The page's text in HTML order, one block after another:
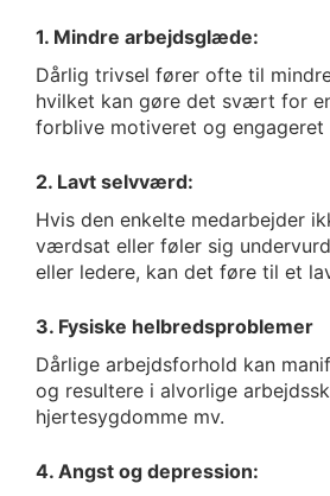
1. Mindre arbejdsglæde:
Dårlig trivsel fører ofte til
hvilket kan gøre det svært for
forblive motiveret og engageret
2. Lavt selvværd:
Hvis den enkelte medarbejder
værdsat eller føler sig
eller ledere, kan det føre til et
3. Fysiske helbredsproblemer
Dårlige arbejdsforhold kan
og resultere i alvorlige
hjertesygdomme mv.
4. Angst og depression: